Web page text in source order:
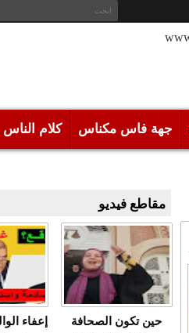
جهة فاس مكناس كلام الناس
مقاطع فيديو
حين تكون الصحافة
إعفاء